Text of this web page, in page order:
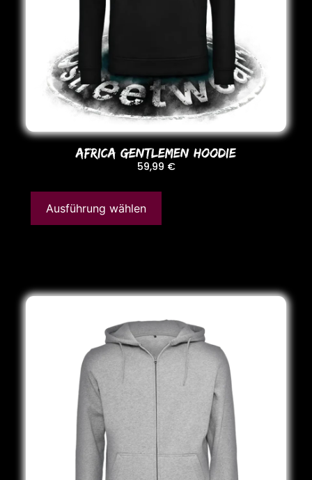
AFRICA GENTLEMEN HooDIE
59,99 €
Ausführung wählen